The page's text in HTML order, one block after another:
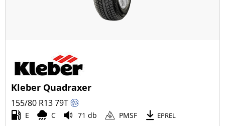
Kleber Quadraxer
155/80 R1379T
E C 71 db PMSF EPREL